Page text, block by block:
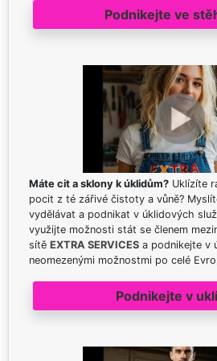
Podnikejte ve
Máte cit a sklony k úklidům? Uklízíte
pocit z té zářivé čistoty a vůně?
vydělávat a podnikat v úklidových
využijte možnosti stát se členem
sítě EXTRA SERVICES a podnikejte v
neomezenými možnostmi po celé
Podnikejte v